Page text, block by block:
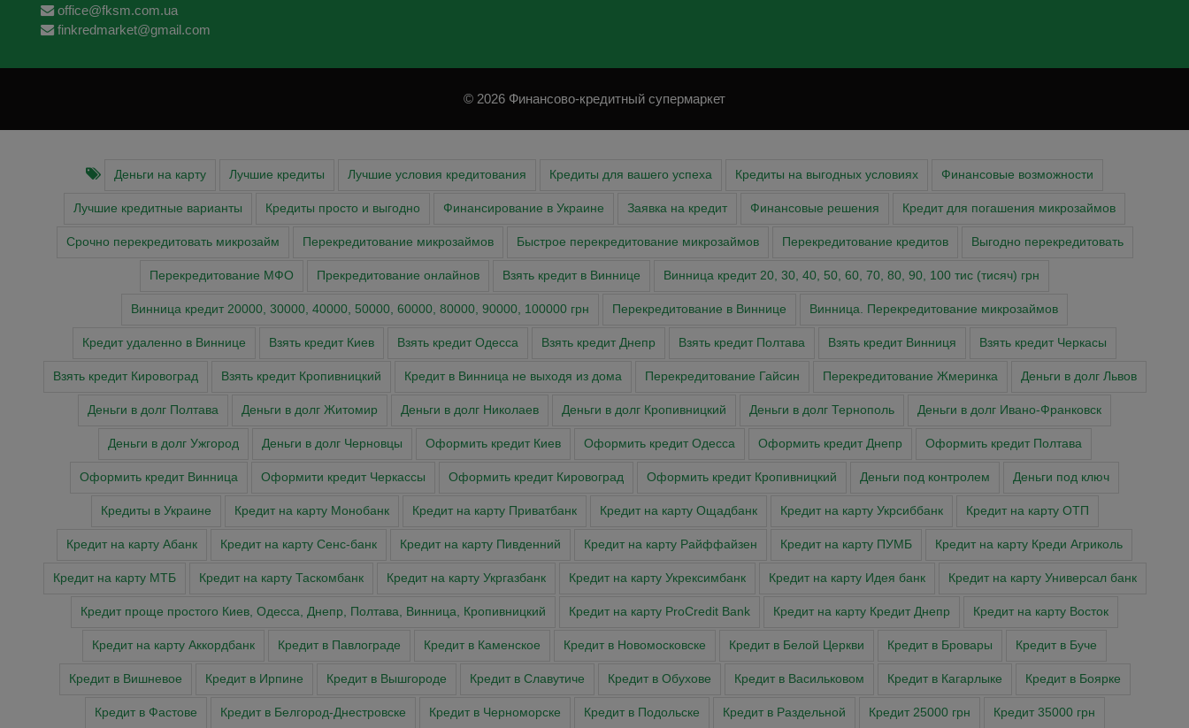
office@fksm.com.ua
finkredmarket@gmail.com
© 2026 Финансово-кредитный супермаркет
Деньги на карту Лучшие кредиты Лучшие условия кредитования Кредиты для вашего успеха Кредиты на выгодных условиях Финансовые возможности
Лучшие кредитные варианты Кредиты просто и выгодно Финансирование в Украине Заявка на кредит Финансовые решения Кредит для погашения микрозаймов
Срочно перекредитовать микрозайм Перекредитование микрозаймов Быстрое перекредитование микрозаймов Перекредитование кредитов Выгодно перекредитовать
Перекредитование МФО Прекредитование онлайнов Взять кредит в Виннице Винница кредит 20, 30, 40, 50, 60, 70, 80, 90, 100 тис (тисяч) грн
Винница кредит 20000, 30000, 40000, 50000, 60000, 80000, 90000, 100000 грн Перекредитование в Виннице Винница. Перекредитование микрозаймов
Кредит удаленно в Виннице Взять кредит Киев Взять кредит Одесса Взять кредит Днепр Взять кредит Полтава Взять кредит Винниця Взять кредит Черкасы
Взять кредит Кировоград Взять кредит Кропивницкий Кредит в Винница не выходя из дома Перекредитование Гайсин Перекредитование Жмеринка Деньги в долг Львов
Деньги в долг Полтава Деньги в долг Житомир Деньги в долг Николаев Деньги в долг Кропивницкий Деньги в долг Тернополь Деньги в долг Ивано-Франковск
Деньги в долг Ужгород Деньги в долг Черновцы Оформить кредит Киев Оформить кредит Одесса Оформить кредит Днепр Оформить кредит Полтава
Оформить кредит Винница Оформити кредит Черкасcы Оформить кредит Кировоград Оформить кредит Кропивницкий Деньги под контролем Деньги под ключ
Кредиты в Украине Кредит на карту Монобанк Кредит на карту Приватбанк Кредит на карту Ощадбанк Кредит на карту Укрсиббанк Кредит на карту ОТП
Кредит на карту Абанк Кредит на карту Сенс-банк Кредит на карту Пивденний Кредит на карту Райффайзен Кредит на карту ПУМБ Кредит на карту Креди Агриколь
Кредит на карту МТБ Кредит на карту Таскомбанк Кредит на карту Укргазбанк Кредит на карту Укрексимбанк Кредит на карту Идея банк Кредит на карту Универсал банк
Кредит проще простого Киев, Одесса, Днепр, Полтава, Винница, Кропивницкий Кредит на карту ProCredit Bank Кредит на карту Кредит Днепр Кредит на карту Восток
Кредит на карту Аккордбанк Кредит в Павлограде Кредит в Каменское Кредит в Новомосковске Кредит в Белой Церкви Кредит в Бровары Кредит в Буче
Кредит в Вишневое Кредит в Ирпине Кредит в Вышгороде Кредит в Славутиче Кредит в Обухове Кредит в Васильковом Кредит в Кагарлыке Кредит в Боярке
Кредит в Фастове Кредит в Белгород-Днестровске Кредит в Черноморске Кредит в Подольске Кредит в Раздельной Кредит 25000 грн Кредит 35000 грн